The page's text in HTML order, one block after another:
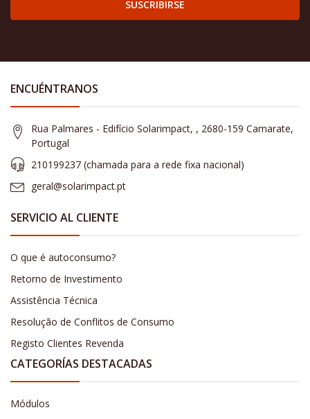
SUSCRIBIRSE
ENCUÉNTRANOS
Rua Palmares - Edifício Solarimpact, , 2680-159 Camarate,
Portugal
210199237 (​chamada para a rede fixa nacional)
geral@solarimpact.pt
SERVICIO AL CLIENTE
O que é autoconsumo?
Retorno de Investimento
Assistência Técnica
Resolução de Conflitos de Consumo
Registo Clientes Revenda
CATEGORÍAS DESTACADAS
Módulos